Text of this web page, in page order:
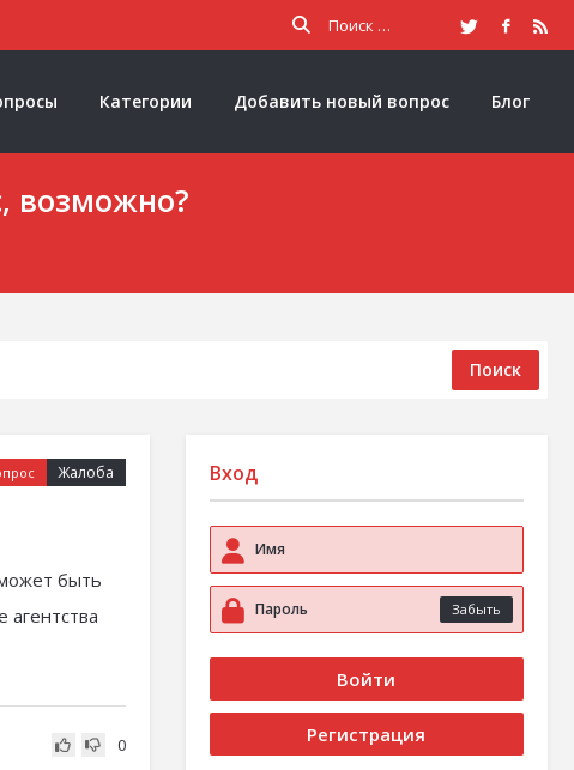
Категории Добавить новый вопрос Блог
возможно?
Поиск
Жалоба
быть
0
Вход
Забыть